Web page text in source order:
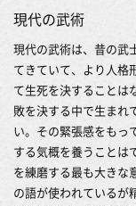
現代の武術
現代の武術は、昔の武
てきていて、より人格
て生死を決することは
敗を決する中で生まれ
い。その緊張感をもっ
する気概を養うことは
を練磨する最も大きな
の語が使われているが